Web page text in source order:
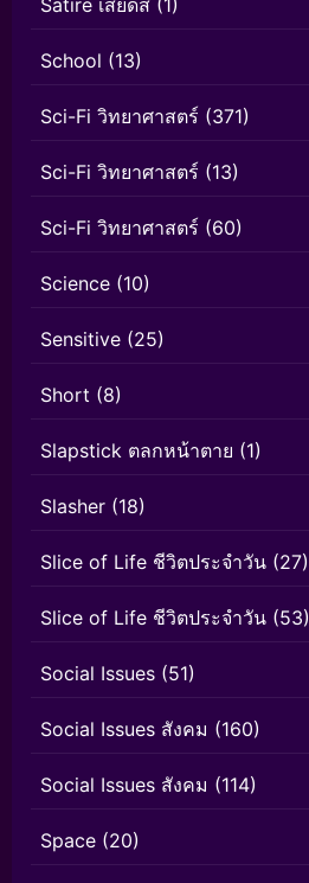
School (13)
Sci-Fi วิทยาศาสตร์ (371)
Sci-Fi วิทยาศาสตร์ (13)
Sci-Fi วิทยาศาสตร์ (60)
Science (10)
Sensitive (25)
Short (8)
Slapstick ตลกหน้าตาย (1)
Slasher (18)
Slice of Life ชีวิตประจำวัน (27)
Slice of Life ชีวิตประจำวัน (53)
Social Issues (51)
Social Issues สังคม (160)
Social Issues สังคม (114)
Space (20)